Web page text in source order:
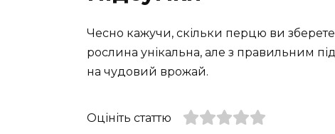
Чесно кажучи, скільки перцю ви
рослина унікальна, але з правильним
на чудовий врожай.
Оцініть статтю